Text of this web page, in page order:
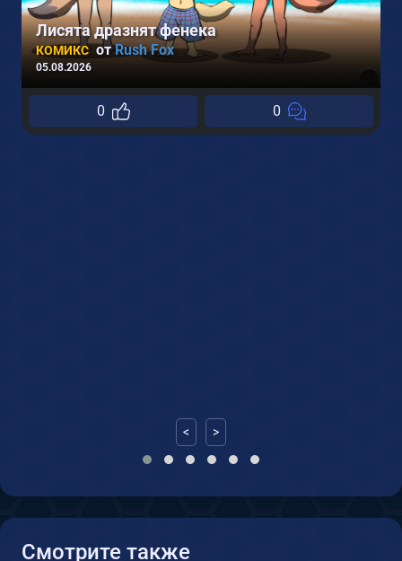
Лисята дразнят фенека
КОМИКС отRush Fox
05.08.2026
0 0
< >
Смотрите также